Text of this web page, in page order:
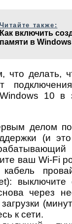
Читайте также:
Как включить
памяти в
что делать,
10 в
делом
(и это
ваш Wi-Fi
кабель
выключите
через
к сети.